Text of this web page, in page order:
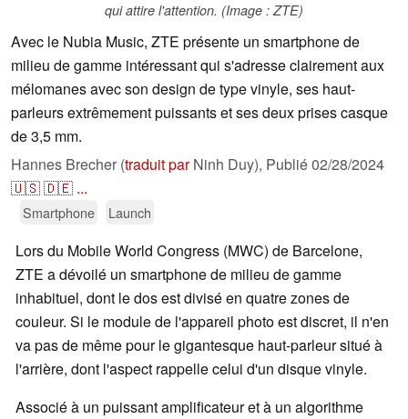
qui attire l'attention. (Image : ZTE)
Avec le Nubia Music, ZTE présente un smartphone de
milieu de gamme intéressant qui s'adresse clairement aux
mélomanes avec son design de type vinyle, ses haut-
parleurs extrêmement puissants et ses deux prises casque
de 3,5 mm.
Hannes Brecher (traduit parNinh Duy), Publié02/28/2024
🇺🇸🇩🇪 ...
Smartphone Launch
Lors du Mobile World Congress (MWC) de Barcelone,
ZTE a dévoilé un smartphone de milieu de gamme
inhabituel, dont le dos est divisé en quatre zones de
couleur. Si le module de l'appareil photo est discret, il n'en
va pas de même pour le gigantesque haut-parleur situé à
l'arrière, dont l'aspect rappelle celui d'un disque vinyle.
Associé à un puissant amplificateur et à un algorithme